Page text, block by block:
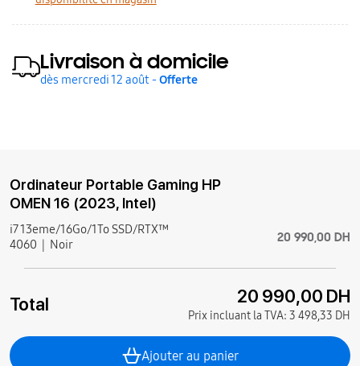
Livraison à domicile
dès mercredi 12 août - Offerte
Ordinateur Portable Gaming HP
OMEN 16 (2023, Intel)
i7 13eme/16Go/1To SSD/RTX™
4060
Noir 20 990,00 DH
Total 20 990,00 DH
Prix incluant la TVA: 3 498,33 DH
Ajouter au panier